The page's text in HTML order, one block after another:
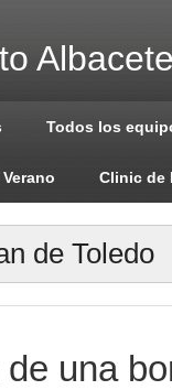
Todos los
Clinic de
de Toledo
una